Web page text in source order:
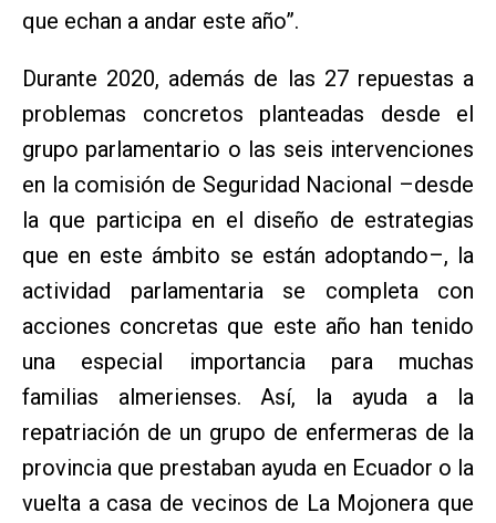
que echan a andar este año”.
Durante 2020, además de las 27 repuestas a
problemas concretos planteadas desde el
grupo parlamentario o las seis intervenciones
en la comisión de Seguridad Nacional –desde
la que participa en el diseño de estrategias
que en este ámbito se están adoptando–, la
actividad parlamentaria se completa con
acciones concretas que este año han tenido
una especial importancia para muchas
familias almerienses. Así, la ayuda a la
repatriación de un grupo de enfermeras de la
provincia que prestaban ayuda en Ecuador o la
vuelta a casa de vecinos de La Mojonera que